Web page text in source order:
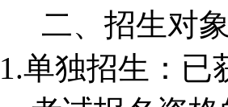
、招生对
独招生：已获